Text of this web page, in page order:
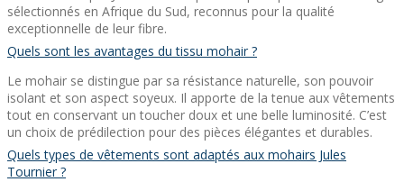
sélectionnés en Afrique du Sud, reconnus pour la qualité
exceptionnelle de leur fibre.
Quels sont les avantages du tissu mohair ?
Le mohair se distingue par sa résistance naturelle, son pouvoir
isolant et son aspect soyeux. Il apporte de la tenue aux vêtements
tout en conservant un toucher doux et une belle luminosité. C’est
un choix de prédilection pour des pièces élégantes et durables.
Quels types de vêtements sont adaptés aux mohairs Jules
Tournier ?